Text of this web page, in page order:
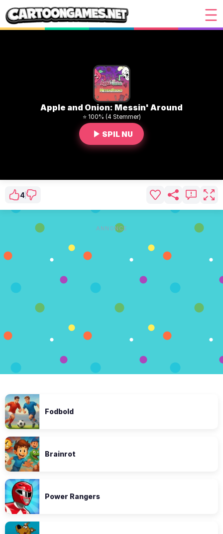
Apple and Onion: Messin' Around
⭐ 100% (4 Stemmer)
SPIL NU
4
ANNONCE
Fodbold
Brainrot
Power Rangers